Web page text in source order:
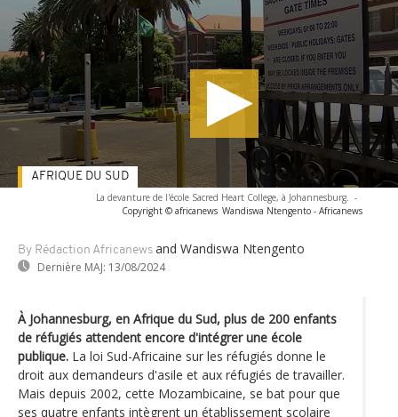
La devanture de l'école Sacred Heart College, à Johannesburg. -
Copyright © africanews Wandiswa Ntengento - Africanews
By Rédaction Africanews and Wandiswa Ntengento
Dernière MAJ: 13/08/2024
AFRIQUE DU SUD
À Johannesburg, en Afrique du Sud, plus de 200 enfants
de réfugiés attendent encore d'intégrer une école
publique. La loi Sud-Africaine sur les réfugiés donne le
droit aux demandeurs d'asile et aux réfugiés de travailler.
Mais depuis 2002, cette Mozambicaine, se bat pour que
ses quatre enfants intègrent un établissement scolaire